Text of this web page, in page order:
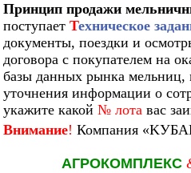
Принцип продажи
поступает Техническое
документы, поездки и
договора с покупателем на
базы данных рынка мельниц,
уточнения информации о
укажите какой № лота вас
Внимание! Компания
АГРОКОМПЛЕКС